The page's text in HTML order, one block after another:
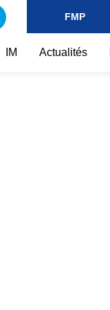
FMP
IM Actualités